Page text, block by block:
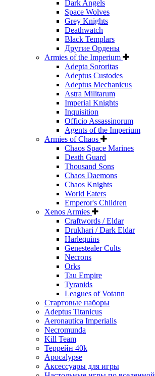
Dark Angels
Space Wolves
Grey Knights
Deathwatch
Black Templars
Другие Ордены
Armies of the Imperium
Adepta Sororitas
Adeptus Custodes
Adeptus Mechanicus
Astra Militarum
Imperial Knights
Inquisition
Officio Assassinorum
Agents of the Imperium
Armies of Chaos
Chaos Space Marines
Death Guard
Thousand Sons
Chaos Daemons
Chaos Knights
World Eaters
Emperor's Children
Xenos Armies
Craftwords / Eldar
Drukhari / Dark Eldar
Harlequins
Genestealer Cults
Necrons
Orks
Tau Empire
Tyranids
Leagues of Votann
Стартовые наборы
Adeptus Titanicus
Aeronautica Imperialis
Necromunda
Kill Team
Террейн 40k
Apocalypse
Аксессуары для игры